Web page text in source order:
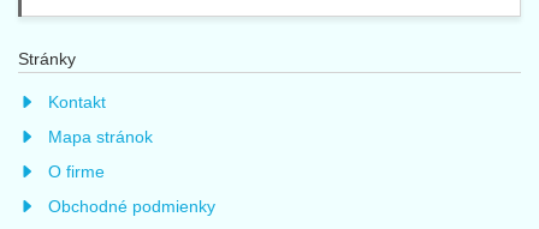
Stránky
Kontakt
Mapa stránok
O firme
Obchodné podmienky